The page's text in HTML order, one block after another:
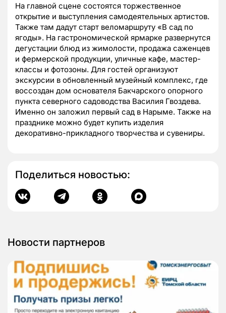
На главной сцене состоятся торжественное
открытие и выступления самодеятельных артистов.
Также там дадут старт веломаршруту «В сад по
ягоды». На гастрономической ярмарке развернутся
дегустации блюд из жимолости, продажа саженцев
и фермерской продукции, уличные кафе, мастер-
классы и фотозоны. Для гостей организуют
экскурсии в обновленный музейный комплекс, где
воссоздан дом основателя Бакчарского опорного
пункта северного садоводства Василия Гвоздева.
Именно он заложил первый сад в Нарыме. Также на
празднике можно будет купить изделия
декоративно-прикладного творчества и сувениры.
Поделиться новостью:
Новости партнеров